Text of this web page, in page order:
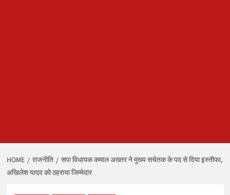
HOME राजनीति
सपा विधायक कमाल अख्तर ने मुख्य सचेतक के पद से दिया इस्तीफा,
अखिलेश यादव को ठहराया जिम्मेदार